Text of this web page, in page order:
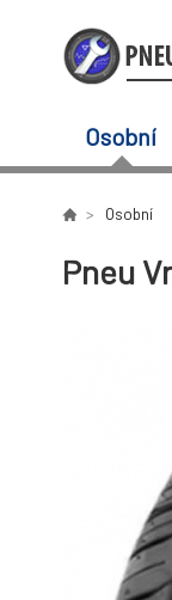
Osobní
Osobní
Pneu